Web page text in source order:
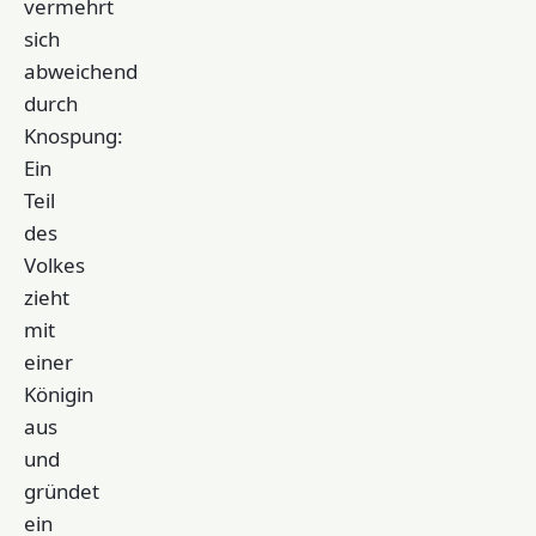
vermehrt
sich
abweichend
durch
Knospung:
Ein
Teil
des
Volkes
zieht
mit
einer
Königin
aus
und
gründet
ein